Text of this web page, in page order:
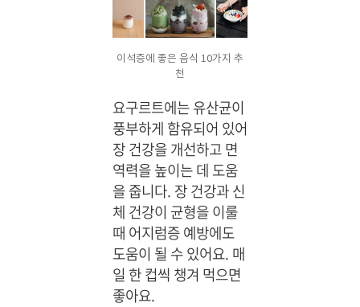
이석증에 좋은 음식 10가지 추
천
요구르트에는 유산균이
풍부하게 함유되어 있어
장 건강을 개선하고 면
역력을 높이는 데 도움
을 줍니다. 장 건강과 신
체 건강이 균형을 이룰
때 어지럼증 예방에도
도움이 될 수 있어요. 매
일 한 컵씩 챙겨 먹으면
좋아요.